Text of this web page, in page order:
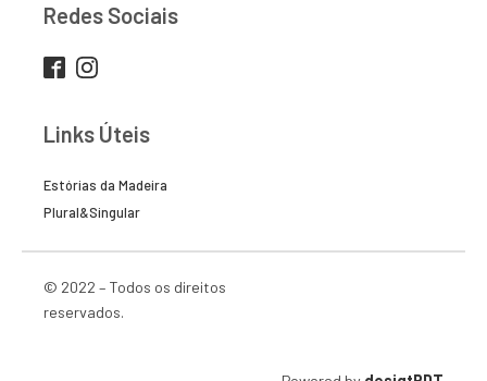
Redes Sociais
Links Úteis
Estórias da Madeira
Plural&Singular
© 2022 – Todos os direitos
reservados.